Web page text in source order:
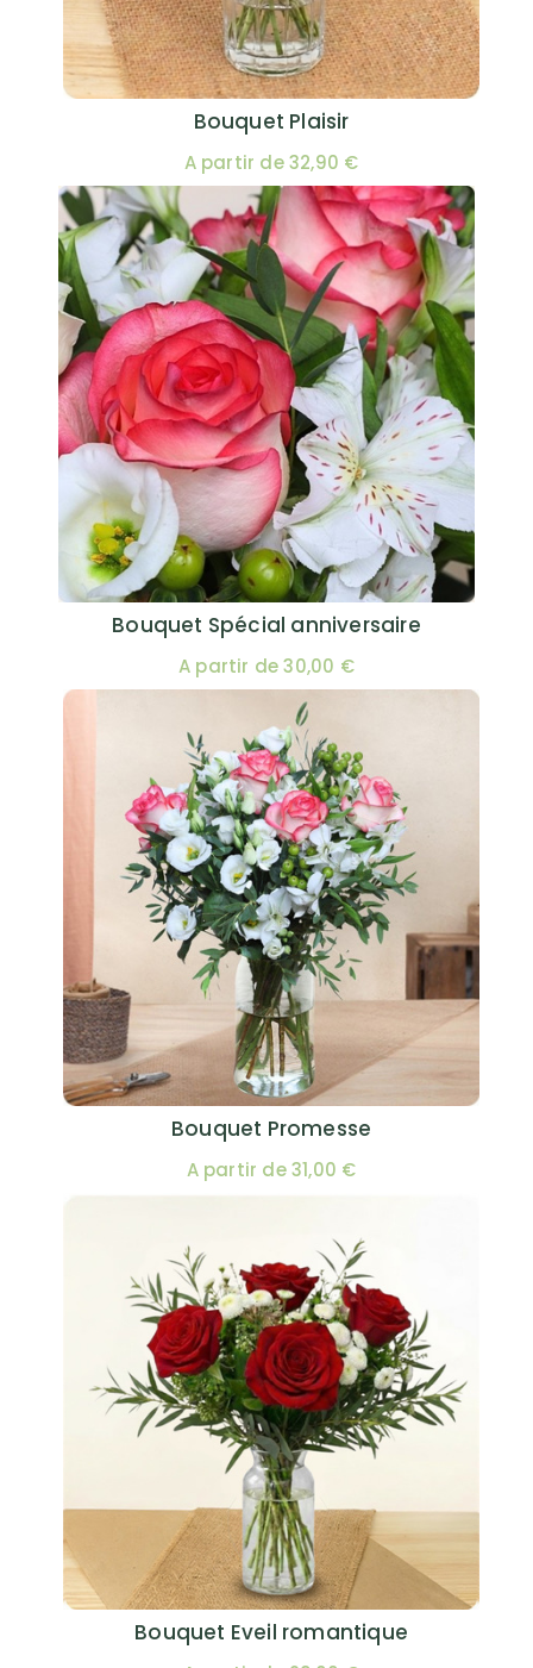
Bouquet Plaisir
A partir de 32,90 €
Bouquet Spécial anniversaire
A partir de 30,00 €
Bouquet Promesse
A partir de 31,00 €
Bouquet Eveil romantique